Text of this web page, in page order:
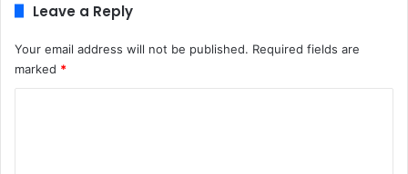
Leave a Reply
Your email address will not be published. Required fields are
marked *